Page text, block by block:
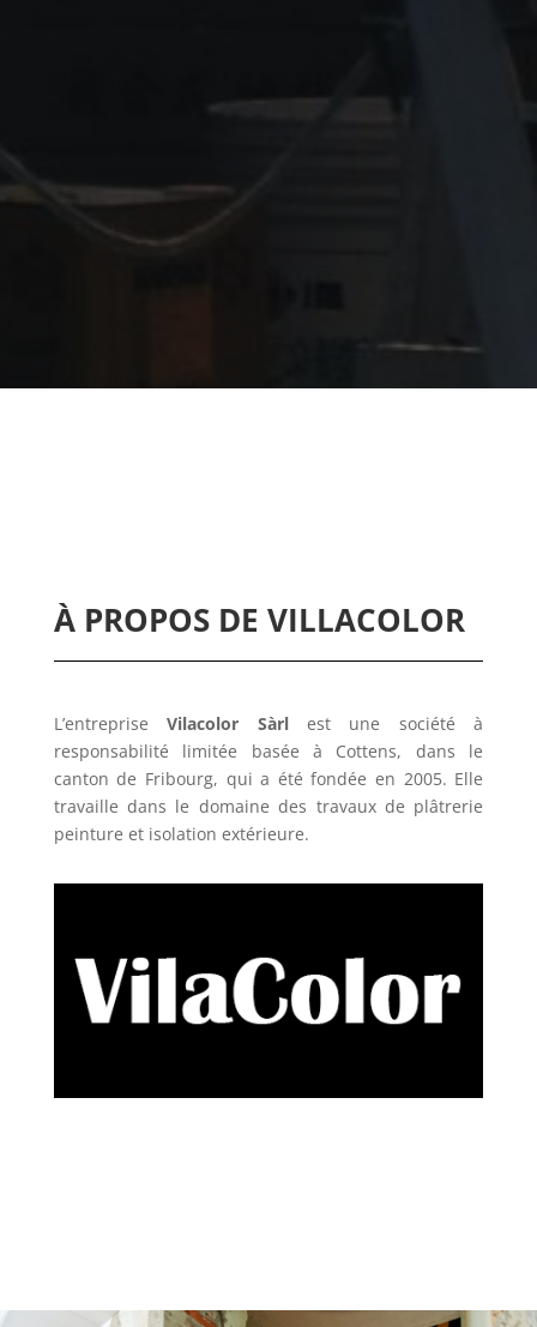
À PROPOS DE VILLACOLOR
L’entrepriseVilacolor Sàrlest une société à
responsabilité limitée basée à Cottens, dans le
canton de Fribourg, qui a été fondée en 2005. Elle
travaille dans le domaine des travaux de plâtrerie
peinture et isolation extérieure.